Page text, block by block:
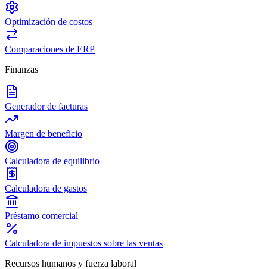
Optimización de costos
Comparaciones de ERP
Finanzas
Generador de facturas
Margen de beneficio
Calculadora de equilibrio
Calculadora de gastos
Préstamo comercial
Calculadora de impuestos sobre las ventas
Recursos humanos y fuerza laboral